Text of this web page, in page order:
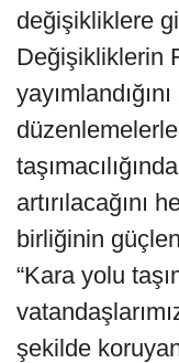
değişikliklere
Değişikliklerin
artırılacağını
birliğinin
“Kara yolu
şekilde